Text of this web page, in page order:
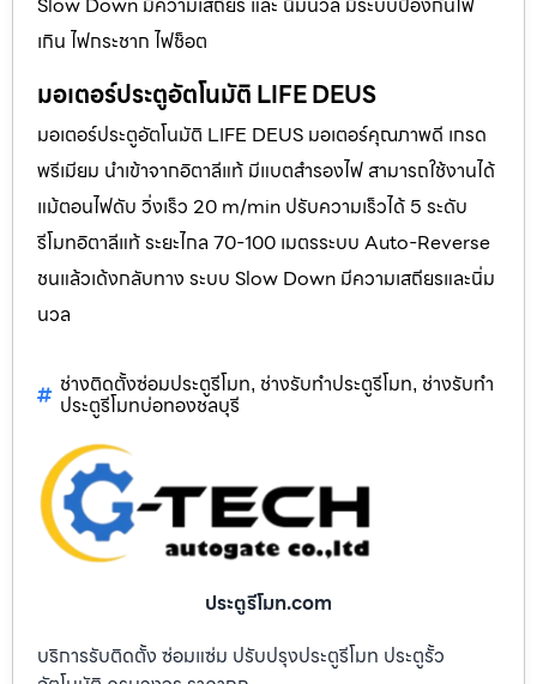
เกิน ไฟกระชาก ไฟช็อต
มอเตอร์ประตูอัตโนมัติ LIFE DEUS
มอเตอร์ประตูอัตโนมัติ LIFE DEUS มอเตอร์คุณภาพดี เกรด
พรีเมียม นำเข้าจากอิตาลีแท้ มีแบตสำรองไฟ สามารถใช้งานได้
แม้ตอนไฟดับ วิ่งเร็ว 20 m/min ปรับความเร็วได้ 5 ระดับ
รีโมทอิตาลีแท้ ระยะไกล 70-100 เมตรระบบ Auto-Reverse
ชนแล้วเด้งกลับทาง ระบบ Slow Down มีความเสถียรและนิ่ม
นวล
ช่างติดตั้งซ่อมประตูรีโมท, ช่างรับทำประตูรีโมท, ช่างรับทำ
ประตูรีโมทบ่อทองชลบุรี
ประตูรีโมท.com
บริการรับติดตั้ง ซ่อมแซ่ม ปรับปรุงประตูรีโมท ประตูรั้ว